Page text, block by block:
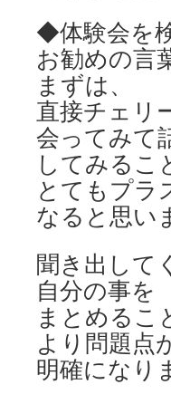
◆体験会を
お勧めの言
まずは、
直接チェリ
会ってみて
してみるこ
とてもプラ
なると思い
聞き出して
自分の事を
まとめるこ
より問題点
明確になり